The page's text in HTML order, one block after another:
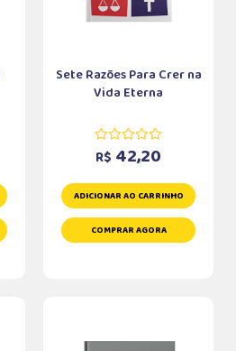
Sete Razões Para Crer na
Vida Eterna
R$ 42,20
ADICIONAR AO CARRINHO
COMPRAR AGORA